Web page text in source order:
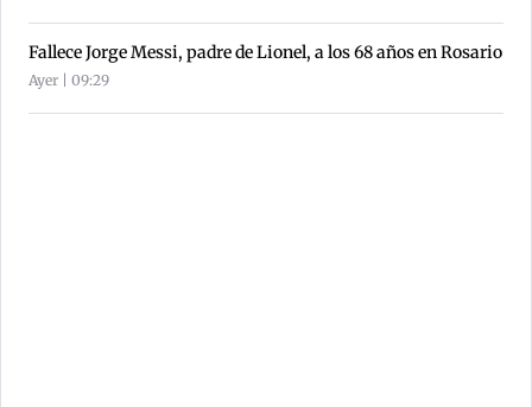
Fallece Jorge Messi, padre de Lionel, a los 68 años en Rosario
Ayer | 09:29